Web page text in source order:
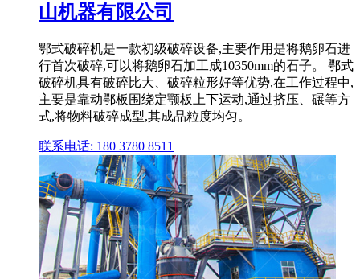
山机器有限公司
鄂式破碎机是一款初级破碎设备,主要作用是将鹅卵石进
行首次破碎,可以将鹅卵石加工成10350mm的石子。 鄂式
破碎机具有破碎比大、破碎粒形好等优势,在工作过程中,
主要是靠动鄂板围绕定颚板上下运动,通过挤压、碾等方
式,将物料破碎成型,其成品粒度均匀。
联系电话: 180 3780 8511